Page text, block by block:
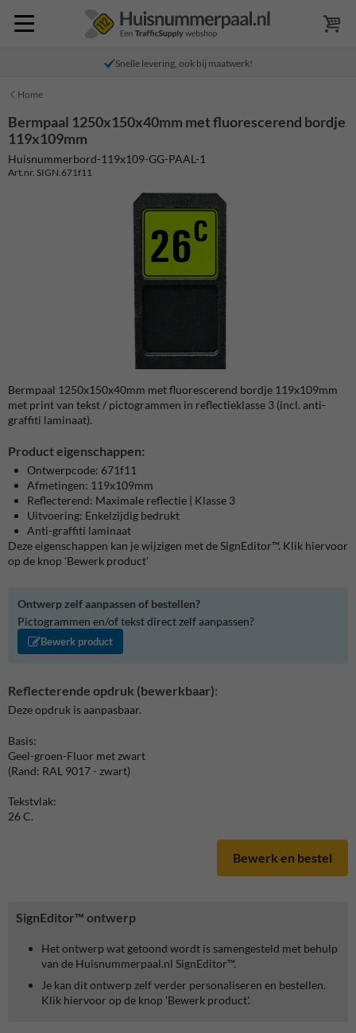
Snelle levering, ook bij maatwerk!
Home
SignEditor™ ontwerp
Het ontwerp wat getoond wordt is samengesteld met behulp
van de Huisnummerpaal.nl SignEditor™.
Je kan dit ontwerp zelf verder personaliseren en bestellen.
Klik hiervoor op de knop 'Bewerk product'.
Bermpaal 1250x150x40mm met fluorescerend bordje
119x109mm
Huisnummerbord-119x109-GG-PAAL-1
Art.nr. SIGN.671f11
Bermpaal 1250x150x40mm met fluorescerend bordje 119x109mm
met print van tekst / pictogrammen in reflectieklasse 3 (incl. anti-
graffiti laminaat).
Product eigenschappen:
Ontwerpcode: 671f11
Afmetingen: 119x109mm
Reflecterend: Maximale reflectie | Klasse 3
Uitvoering: Enkelzijdig bedrukt
Anti-graffiti laminaat
Deze eigenschappen kan je wijzigen met de SignEditor™. Klik hiervoor
op de knop 'Bewerk product'
Ontwerp zelf aanpassen of bestellen?
Pictogrammen en/of tekst direct zelf aanpassen?
Bewerk product
Reflecterende opdruk (bewerkbaar):
Deze opdruk is aanpasbaar.
Basis:
Geel-groen-Fluor met zwart
(Rand: RAL 9017 - zwart)
Tekstvlak:
26 C.
Bewerk en bestel